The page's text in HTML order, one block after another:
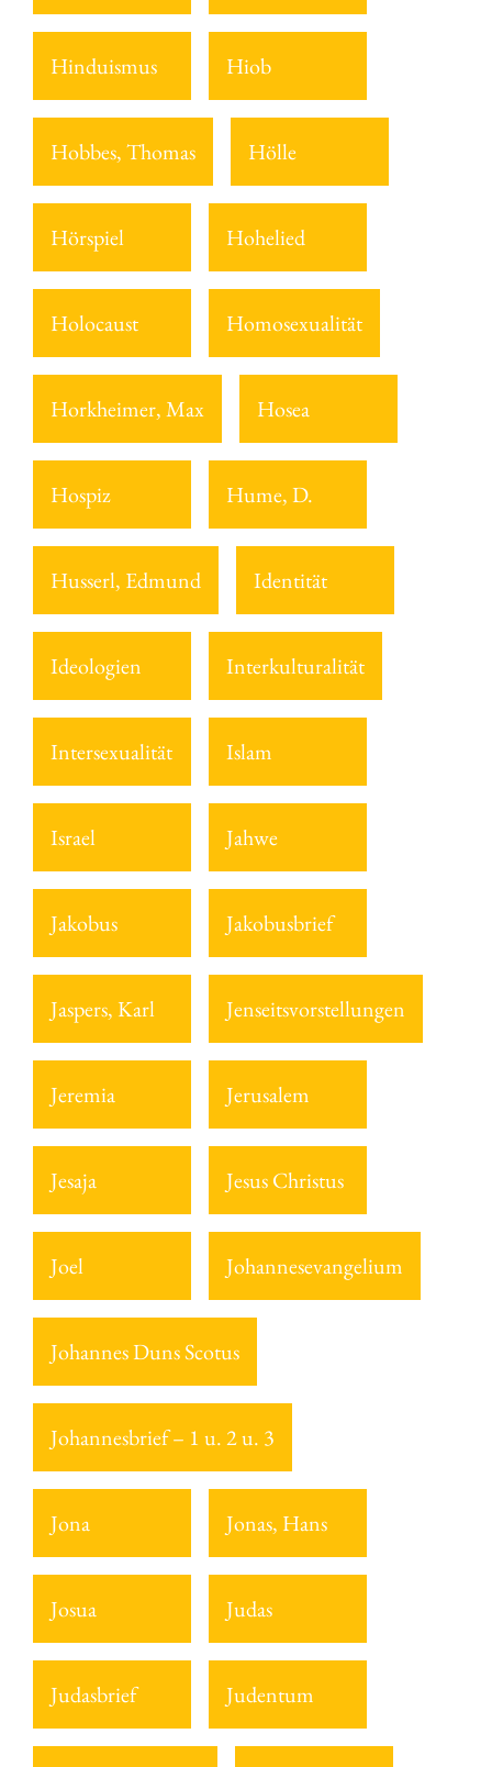
Hinduismus Hiob
Hobbes, Thomas Hölle
Hörspiel Hohelied
Holocaust Homosexualität
Horkheimer, Max Hosea
Hospiz Hume, D.
Husserl, Edmund Identität
Ideologien Interkulturalität
Intersexualität Islam
Israel Jahwe
Jakobus Jakobusbrief
Jaspers, Karl Jenseitsvorstellungen
Jeremia Jerusalem
Jesaja Jesus Christus
Joel Johannesevangelium
Johannes Duns Scotus
Johannesbrief – 1 u. 2 u. 3
Jona Jonas, Hans
Josua Judas
Judasbrief Judentum